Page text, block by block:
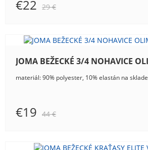
€22 29 €
materiál: 90% polyester, 10% elastán na sklade
€19 44 €